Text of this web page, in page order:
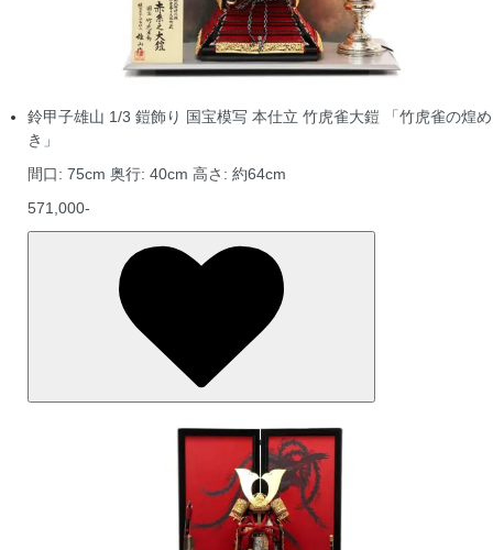
鈴甲子雄山 1/3 鎧飾り 国宝模写 本仕立 竹虎雀大鎧 「竹虎雀の煌め
き」
間口: 75cm 奥行: 40cm 高さ: 約64cm
571,000-